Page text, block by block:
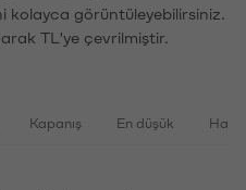
kolayca görüntüleyebilirsiniz.
TL'ye çevrilmiştir.
Kapanış En düşük